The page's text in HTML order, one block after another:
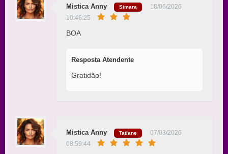
Mistica Anny Simara
18/06/2026
10:46:25
BOA
Resposta Atendente
Gratidão!
Mistica Anny Tatiane
07/03/2026
08:59:44